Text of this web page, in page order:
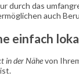
durch das
auch
einfach
in der Nähevon